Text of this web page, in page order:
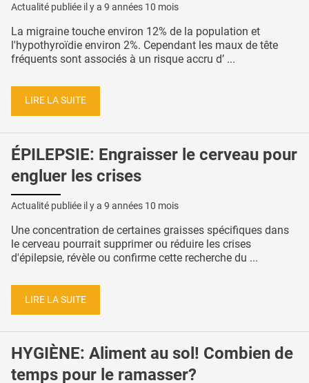
Actualité publiée il y a 9 années 10 mois
La migraine touche environ 12% de la population et
l'hypothyroïdie environ 2%. Cependant les maux de tête
fréquents sont associés à un risque accru d’ ...
LIRE LA SUITE
ÉPILEPSIE: Engraisser le cerveau pour
engluer les crises
Actualité publiée il y a 9 années 10 mois
Une concentration de certaines graisses spécifiques dans
le cerveau pourrait supprimer ou réduire les crises
d'épilepsie, révèle ou confirme cette recherche du ...
LIRE LA SUITE
HYGIÈNE: Aliment au sol! Combien de
temps pour le ramasser?